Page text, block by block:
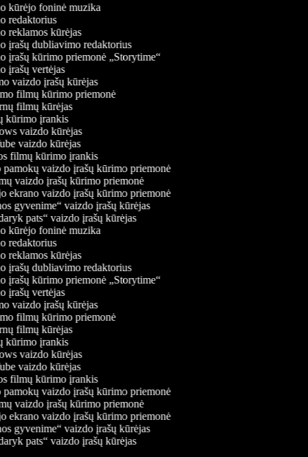
kūrėjo foninė muzika
redaktorius
reklamos kūrėjas
įrašų dubliavimo redaktorius
įrašų kūrimo priemonė „Storytime“
įrašų vertėjas
vaizdo įrašų kūrėjas
filmų kūrimo priemonė
filmų kūrėjas
įrankis
vaizdo kūrėjas
vaizdo kūrėjas
filmų kūrimo įrankis
vaizdo įrašų kūrimo priemonė
vaizdo įrašų kūrimo priemonė
ekrano vaizdo įrašų kūrimo priemonė
gyvenime“ vaizdo įrašų kūrėjas
pats“ vaizdo įrašų kūrėjas
kūrėjo foninė muzika
redaktorius
reklamos kūrėjas
įrašų dubliavimo redaktorius
įrašų kūrimo priemonė „Storytime“
įrašų vertėjas
vaizdo įrašų kūrėjas
filmų kūrimo priemonė
filmų kūrėjas
įrankis
vaizdo kūrėjas
vaizdo kūrėjas
filmų kūrimo įrankis
vaizdo įrašų kūrimo priemonė
vaizdo įrašų kūrimo priemonė
ekrano vaizdo įrašų kūrimo priemonė
gyvenime“ vaizdo įrašų kūrėjas
pats“ vaizdo įrašų kūrėjas